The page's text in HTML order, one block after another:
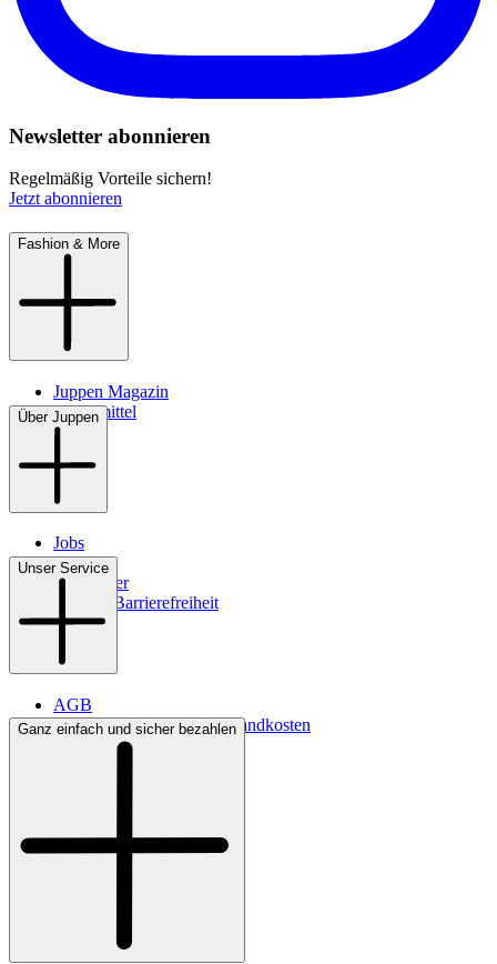
Newsletter abonnieren
Regelmäßig Vorteile sichern!
Jetzt abonnieren
Fashion & More
Juppen Magazin
Pflegemittel
Über Juppen
Jobs
Filialen
Newsletter
Digitale Barrierefreiheit
Unser Service
AGB
Lieferbedingungen & Versandkosten
Bezahlung
Ganz einfach und sicher bezahlen